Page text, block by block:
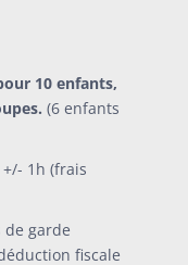
10 enfants,
(6 enfants
1h (frais
garde
fiscale